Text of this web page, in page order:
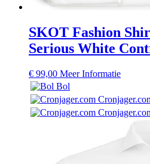
SKOT Fashion
Serious White
€ 99,00 Meer Informatie
Bol